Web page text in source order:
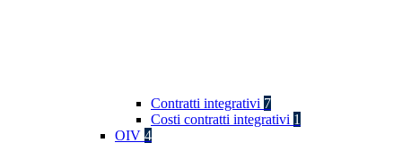
Contratti integrativi 7
Costi contratti integrativi 1
OIV 4